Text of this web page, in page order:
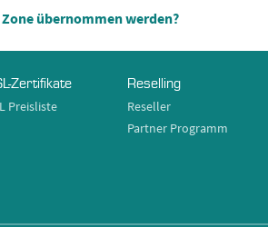
übernommen werden?
Zertifikate
Preisliste
Reselling
Reseller
Partner Programm